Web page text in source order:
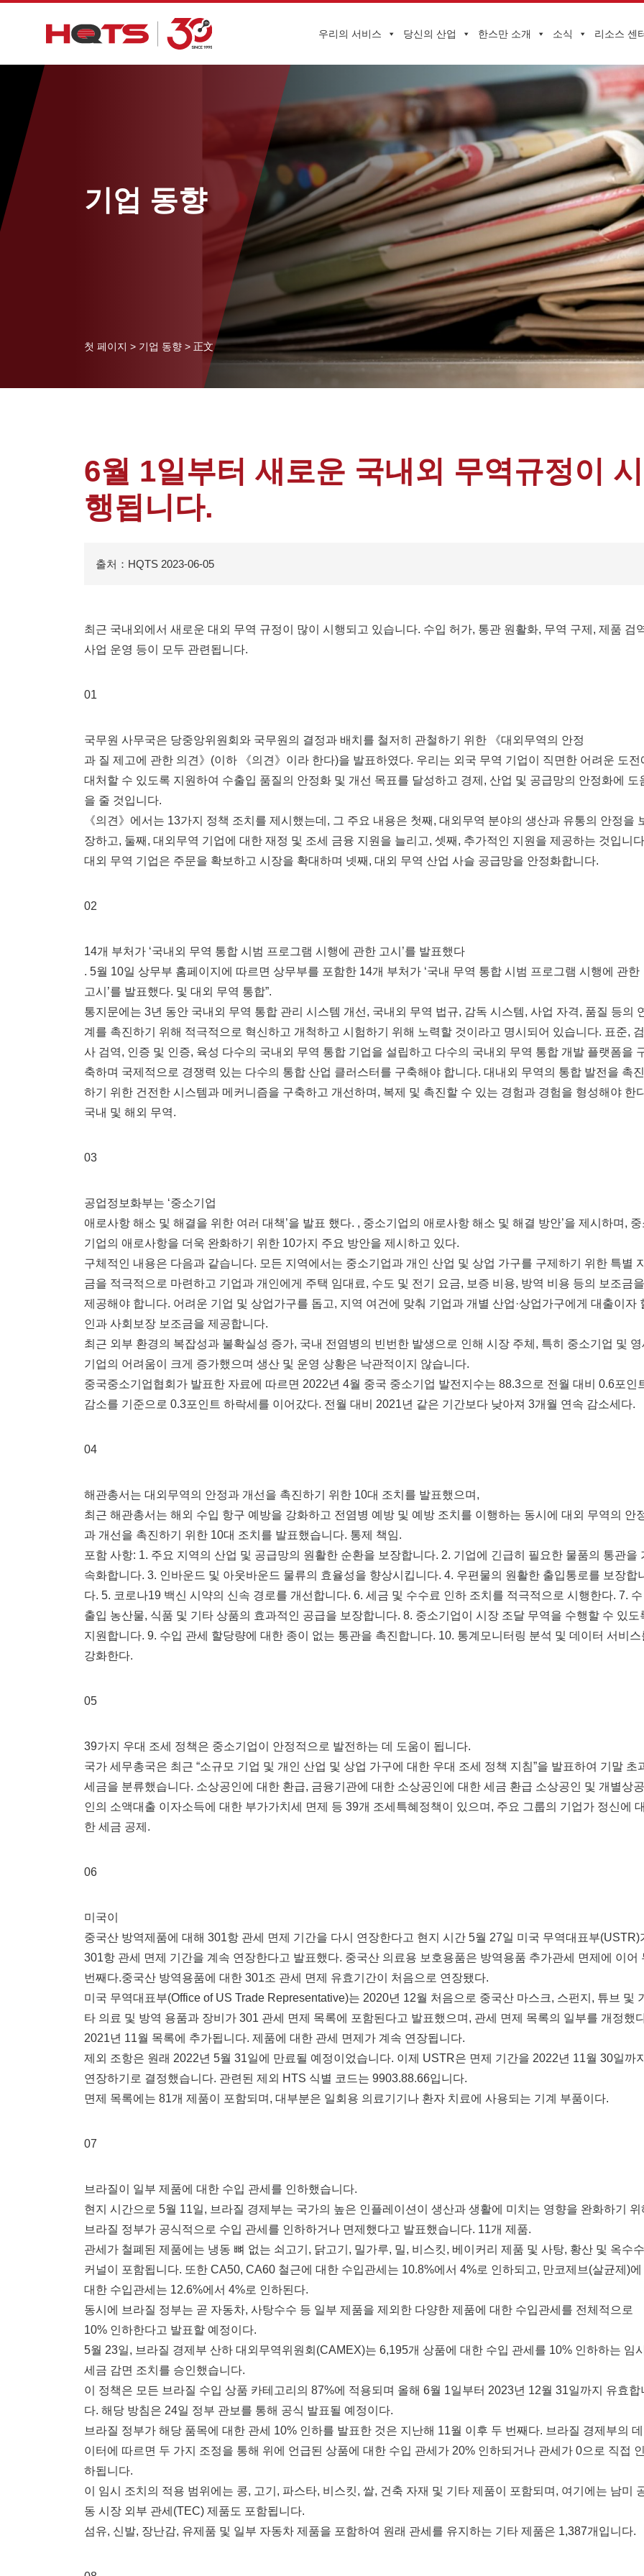
우리의 서비스 당신의 산업 한스만 소개 소식 리소스 센
기업 동향
첫 페이지 > 기업 동향 > 正文
6월 1일부터 새로운 국내외 무역규정이 시
행됩니다.
출처：HQTS 2023-06-05
최근 국내외에서 새로운 대외 무역 규정이 많이 시행되고 있습니다. 수입 허가, 통관 원활화, 무역 구제, 제품 검
사업 운영 등이 모두 관련됩니다.
01
국무원 사무국은 당중앙위원회와 국무원의 결정과 배치를 철저히 관철하기 위한 《대외무역의 안정
과 질 제고에 관한 의견》(이하 《의견》이라 한다)을 발표하였다. 우리는 외국 무역 기업이 직면한 어려운 도전
대처할 수 있도록 지원하여 수출입 품질의 안정화 및 개선 목표를 달성하고 경제, 산업 및 공급망의 안정화에 도
을 줄 것입니다.
《의견》에서는 13가지 정책 조치를 제시했는데, 그 주요 내용은 첫째, 대외무역 분야의 생산과 유통의 안정을
장하고, 둘째, 대외무역 기업에 대한 재정 및 조세 금융 지원을 늘리고, 셋째, 추가적인 지원을 제공하는 것입니
대외 무역 기업은 주문을 확보하고 시장을 확대하며 넷째, 대외 무역 산업 사슬 공급망을 안정화합니다.
02
14개 부처가 ‘국내외 무역 통합 시범 프로그램 시행에 관한 고시’를 발표했다
. 5월 10일 상무부 홈페이지에 따르면 상무부를 포함한 14개 부처가 ‘국내 무역 통합 시범 프로그램 시행에 관한
고시’를 발표했다. 및 대외 무역 통합”.
통지문에는 3년 동안 국내외 무역 통합 관리 시스템 개선, 국내외 무역 법규, 감독 시스템, 사업 자격, 품질 등의
계를 촉진하기 위해 적극적으로 혁신하고 개척하고 시험하기 위해 노력할 것이라고 명시되어 있습니다. 표준, 검
사 검역, 인증 및 인증, 육성 다수의 국내외 무역 통합 기업을 설립하고 다수의 국내외 무역 통합 개발 플랫폼을
축하며 국제적으로 경쟁력 있는 다수의 통합 산업 클러스터를 구축해야 합니다. 대내외 무역의 통합 발전을 촉진
하기 위한 건전한 시스템과 메커니즘을 구축하고 개선하며, 복제 및 촉진할 수 있는 경험과 경험을 형성해야 한
국내 및 해외 무역.
03
공업정보화부는 ‘중소기업
애로사항 해소 및 해결을 위한 여러 대책’을 발표 했다. , 중소기업의 애로사항 해소 및 해결 방안’을 제시하며, 중
기업의 애로사항을 더욱 완화하기 위한 10가지 주요 방안을 제시하고 있다.
구체적인 내용은 다음과 같습니다. 모든 지역에서는 중소기업과 개인 산업 및 상업 가구를 구제하기 위한 특별
금을 적극적으로 마련하고 기업과 개인에게 주택 임대료, 수도 및 전기 요금, 보증 비용, 방역 비용 등의 보조금을
제공해야 합니다. 어려운 기업 및 상업가구를 돕고, 지역 여건에 맞춰 기업과 개별 산업·상업가구에게 대출이자
인과 사회보장 보조금을 제공합니다.
최근 외부 환경의 복잡성과 불확실성 증가, 국내 전염병의 빈번한 발생으로 인해 시장 주체, 특히 중소기업 및 영
기업의 어려움이 크게 증가했으며 생산 및 운영 상황은 낙관적이지 않습니다.
중국중소기업협회가 발표한 자료에 따르면 2022년 4월 중국 중소기업 발전지수는 88.3으로 전월 대비 0.6포인
감소를 기준으로 0.3포인트 하락세를 이어갔다. 전월 대비 2021년 같은 기간보다 낮아져 3개월 연속 감소세다.
04
해관총서는 대외무역의 안정과 개선을 촉진하기 위한 10대 조치를 발표했으며,
최근 해관총서는 해외 수입 항구 예방을 강화하고 전염병 예방 및 예방 조치를 이행하는 동시에 대외 무역의 안
과 개선을 촉진하기 위한 10대 조치를 발표했습니다. 통제 책임.
포함 사항: 1. 주요 지역의 산업 및 공급망의 원활한 순환을 보장합니다. 2. 기업에 긴급히 필요한 물품의 통관을
속화합니다. 3. 인바운드 및 아웃바운드 물류의 효율성을 향상시킵니다. 4. 우편물의 원활한 출입통로를 보장합
다. 5. 코로나19 백신 시약의 신속 경로를 개선합니다. 6. 세금 및 수수료 인하 조치를 적극적으로 시행한다. 7. 수
출입 농산물, 식품 및 기타 상품의 효과적인 공급을 보장합니다. 8. 중소기업이 시장 조달 무역을 수행할 수 있도
지원합니다. 9. 수입 관세 할당량에 대한 종이 없는 통관을 촉진합니다. 10. 통계모니터링 분석 및 데이터 서비스
강화한다.
05
39가지 우대 조세 정책은 중소기업이 안정적으로 발전하는 데 도움이 됩니다.
국가 세무총국은 최근 “소규모 기업 및 개인 산업 및 상업 가구에 대한 우대 조세 정책 지침”을 발표하여 기말 초
세금을 분류했습니다. 소상공인에 대한 환급, 금융기관에 대한 소상공인에 대한 세금 환급 소상공인 및 개별상공
인의 소액대출 이자소득에 대한 부가가치세 면제 등 39개 조세특혜정책이 있으며, 주요 그룹의 기업가 정신에 대
한 세금 공제.
06
미국이
중국산 방역제품에 대해 301항 관세 면제 기간을 다시 연장한다고 현지 시간 5월 27일 미국 무역대표부(USTR)
301항 관세 면제 기간을 계속 연장한다고 발표했다. 중국산 의료용 보호용품은 방역용품 추가관세 면제에 이어
번째다.중국산 방역용품에 대한 301조 관세 면제 유효기간이 처음으로 연장됐다.
미국 무역대표부(Office of US Trade Representative)는 2020년 12월 처음으로 중국산 마스크, 스펀지, 튜브 및 기
타 의료 및 방역 용품과 장비가 301 관세 면제 목록에 포함된다고 발표했으며, 관세 면제 목록의 일부를 개정했
2021년 11월 목록에 추가됩니다. 제품에 대한 관세 면제가 계속 연장됩니다.
제외 조항은 원래 2022년 5월 31일에 만료될 예정이었습니다. 이제 USTR은 면제 기간을 2022년 11월 30일까지
연장하기로 결정했습니다. 관련된 제외 HTS 식별 코드는 9903.88.66입니다.
면제 목록에는 81개 제품이 포함되며, 대부분은 일회용 의료기기나 환자 치료에 사용되는 기계 부품이다.
07
브라질이 일부 제품에 대한 수입 관세를 인하했습니다.
현지 시간으로 5월 11일, 브라질 경제부는 국가의 높은 인플레이션이 생산과 생활에 미치는 영향을 완화하기 위
브라질 정부가 공식적으로 수입 관세를 인하하거나 면제했다고 발표했습니다. 11개 제품.
관세가 철폐된 제품에는 냉동 뼈 없는 쇠고기, 닭고기, 밀가루, 밀, 비스킷, 베이커리 제품 및 사탕, 황산 및 옥수수
커널이 포함됩니다. 또한 CA50, CA60 철근에 대한 수입관세는 10.8%에서 4%로 인하되고, 만코제브(살균제)에
대한 수입관세는 12.6%에서 4%로 인하된다.
동시에 브라질 정부는 곧 자동차, 사탕수수 등 일부 제품을 제외한 다양한 제품에 대한 수입관세를 전체적으로
10% 인하한다고 발표할 예정이다.
5월 23일, 브라질 경제부 산하 대외무역위원회(CAMEX)는 6,195개 상품에 대한 수입 관세를 10% 인하하는 임시
세금 감면 조치를 승인했습니다.
이 정책은 모든 브라질 수입 상품 카테고리의 87%에 적용되며 올해 6월 1일부터 2023년 12월 31일까지 유효합
다. 해당 방침은 24일 정부 관보를 통해 공식 발표될 예정이다.
브라질 정부가 해당 품목에 대한 관세 10% 인하를 발표한 것은 지난해 11월 이후 두 번째다. 브라질 경제부의 데
이터에 따르면 두 가지 조정을 통해 위에 언급된 상품에 대한 수입 관세가 20% 인하되거나 관세가 0으로 직접 인
하됩니다.
이 임시 조치의 적용 범위에는 콩, 고기, 파스타, 비스킷, 쌀, 건축 자재 및 기타 제품이 포함되며, 여기에는 남미
동 시장 외부 관세(TEC) 제품도 포함됩니다.
섬유, 신발, 장난감, 유제품 및 일부 자동차 제품을 포함하여 원래 관세를 유지하는 기타 제품은 1,387개입니다.